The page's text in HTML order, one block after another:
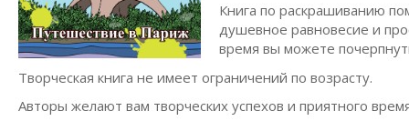
Книга по раскрашиванию
душевное равновесие и
время вы можете
Творческая книга не имеет ограничений по возрасту.
Авторы желают вам творческих успехов и приятного